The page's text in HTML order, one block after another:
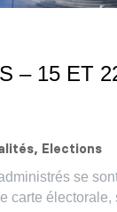
– 15 ET
, Elections
se
carte électorale,